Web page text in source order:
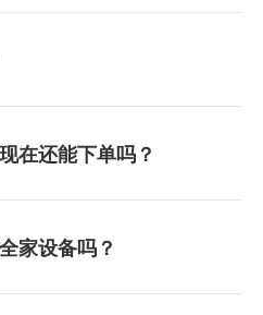
平使用政策（FUP）或任何限速措
的限速，我们将补偿租金。
/住址配送（入住前送达）。包裹
在还能下单吗？
送一般次日送达。若不确定，请联
家设备吗？
机、平板、电脑）。电池续航最